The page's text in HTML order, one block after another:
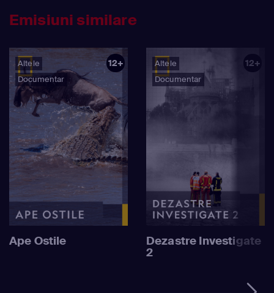
Emisiuni similare
Altele
Documentar
12+
Ape Ostile
Altele
Documentar
12+
Dezastre Investigate
2